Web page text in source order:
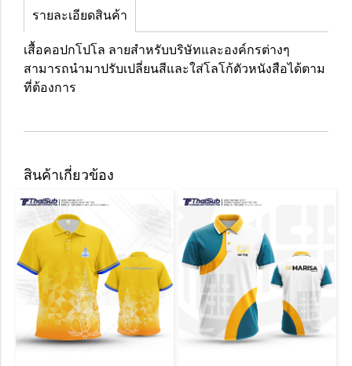
รายละเอียดสินค้า
เสื้อคอปกโปโล ลายสำหรับบริษัทและองค์กรต่างๆ
สามารถนำมาปรับเปลี่ยนสีและใส่โลโก้ตัวหนังสือได้ตาม
ที่ต้องการ
สินค้าเกี่ยวข้อง